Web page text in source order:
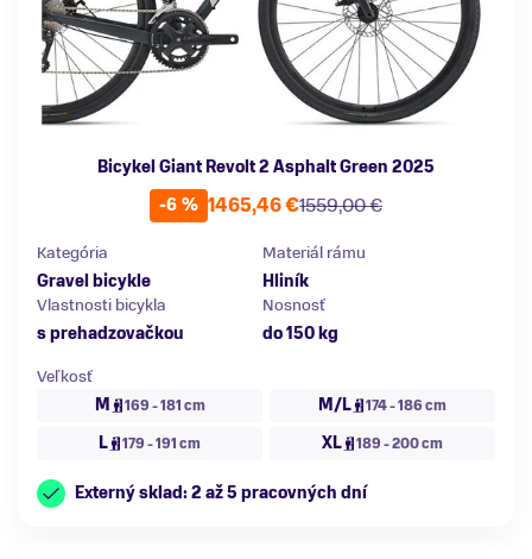
Bicykel Giant Revolt 2 Asphalt Green 2025
-6 %
1559,00 €
1465,46 €
Kategória
Gravel bicykle
Materiál rámu
Hliník
Vlastnosti bicykla
s prehadzovačkou
Nosnosť
do 150 kg
Veľkosť
M
169 - 181 cm M/L 174 - 186 cm
L 179 - 191 cm XL 189 - 200 cm
Externý sklad: 2 až 5 pracovných dní